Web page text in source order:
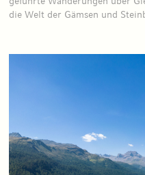
die Welt der Gämsen und